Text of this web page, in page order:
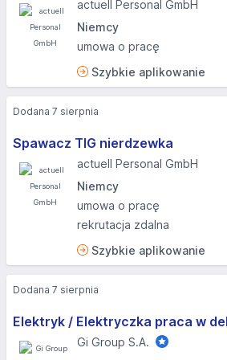
actuell Personal GmbH
Niemcy
umowa o pracę
Szybkie aplikowanie
Spawacz TIG nierdzewka
actuell Personal GmbH
Niemcy
umowa o pracę
rekrutacja zdalna
Szybkie aplikowanie
Dodana 7 sierpnia
Elektryk / Elektryczka praca w
Gi Group S.A.
Dodana 7 sierpnia